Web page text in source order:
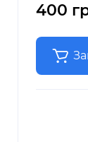
400